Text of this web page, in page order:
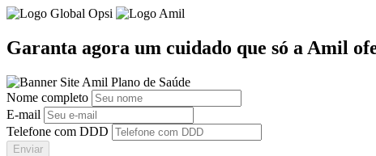
Garanta agora um cuidado que só a Amil
Nome completo
E-mail
Telefone com DDD
Enviar